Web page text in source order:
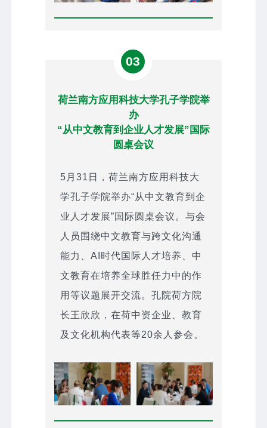
03
荷兰南方应用科技大学孔子学院举
办
“从中文教育到企业人才发展”国际
圆桌会议
5月31日，荷兰南方应用科技大
学孔子学院举办“从中文教育到企
业人才发展”国际圆桌会议。与会
人员围绕中文教育与跨文化沟通
能力、AI时代国际人才培养、中
文教育在培养全球胜任力中的作
用等议题展开交流。孔院荷方院
长王欣欣，在荷中资企业、教育
及文化机构代表等20余人参会。